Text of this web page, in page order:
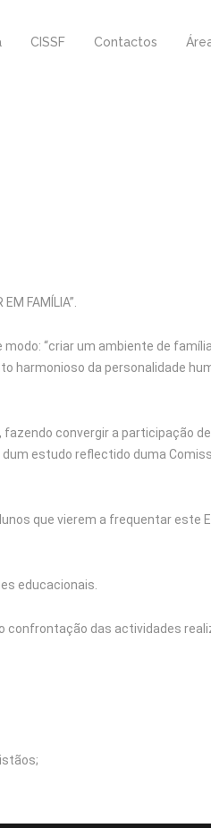
CISSF Contactos
FAMÍLIA”.
“criar um ambiente de
harmonioso da personalidade
convergir a participação
estudo reflectido duma
que vierem a frequentar este
educacionais.
confrontação das actividades